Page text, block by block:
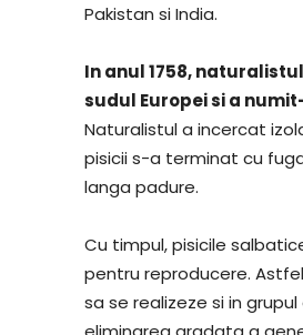
Pakistan si India.
In anul 1758,
sudul Europei si a
Naturalistul a incercat
pisicii s-a terminat cu
langa padure.
Cu timpul, pisicile
pentru reproducere.
sa se realizeze si in